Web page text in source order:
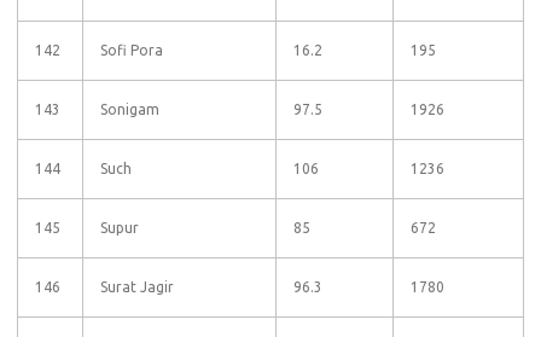
142 Sofi Pora 16.2 195
143 Sonigam 97.5 1926
144 Such 106 1236
145 Supur 85 672
146 Surat Jagir 96.3 1780